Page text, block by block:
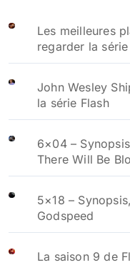
Les meilleures
regarder la
John Wesley
la série Flash
6×04 –
There Will Be
5×18 –
Godspeed
La saison 9 de